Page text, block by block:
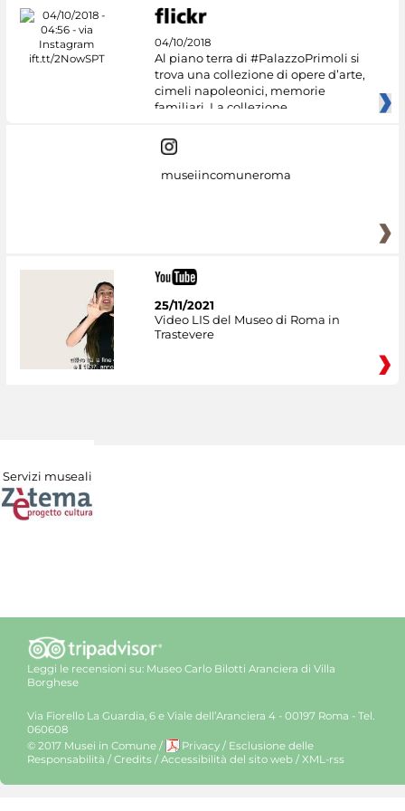
04/10/2018
Al piano terra di #PalazzoPrimoli si
trova una collezione di opere d’arte,
cimeli napoleonici, memorie
familiari. La collezione
museiincomuneroma
25/11/2021
Video LIS del Museo di Roma in
Trastevere
Servizi museali
Leggi le recensioni su: Museo Carlo Bilotti Aranciera di Villa
Borghese
Via Fiorello La Guardia, 6 e Viale dell’Aranciera 4 - 00197 Roma - Tel.
060608
© 2017 Musei in Comune / Privacy / Esclusione delle
Responsabilità / Credits / Accessibilità del sito web / XML-rss